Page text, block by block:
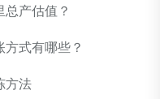
产估值？
式有哪些？
方法